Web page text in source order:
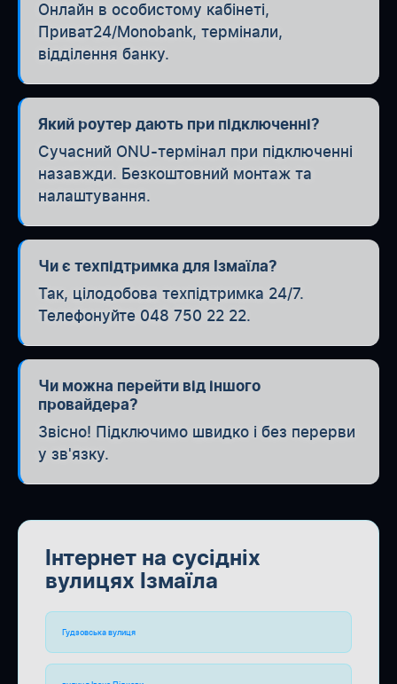
Онлайн в особистому кабінеті,
Приват24/Monobank, термінали,
відділення банку.
Який роутер дають при підключенні?
Сучасний ONU-термінал при підключенні
назавжди. Безкоштовний монтаж та
налаштування.
Чи є техпідтримка для Ізмаїла?
Так, цілодобова техпідтримка 24/7.
Телефонуйте 048 750 22 22.
Чи можна перейти від іншого
провайдера?
Звісно! Підключимо швидко і без перерви
у зв'язку.
Інтернет на сусідніх
вулицях Ізмаїла
Гудзовська вулиця